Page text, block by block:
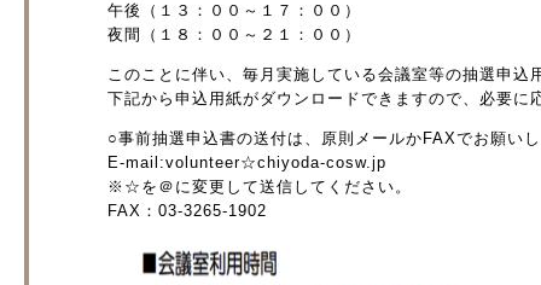
午後（１３：００～１７：００）
夜間（１８：００～２１：００）
このことに伴い、毎月実施している会議室等の抽選申込
下記から申込用紙がダウンロードできますので、必要に
○事前抽選申込書の送付は、原則メールかFAXでお願い
E-mail:volunteer☆chiyoda-cosw.jp
※☆を＠に変更して送信してください。
FAX：03-3265-1902